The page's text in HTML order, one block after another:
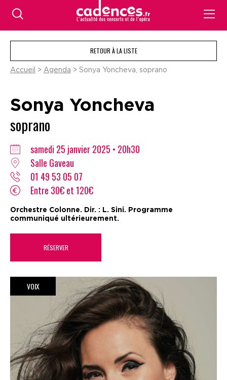
RETOUR À LA LISTE
Accueil > Agenda > Sonya Yoncheva, soprano
Sonya Yoncheva
soprano
samedi 25 janvier 2025 • 20h30
Salle Gaveau
01 49 53 05 07
Entre 30€ et 120€
Orchestre Colonne. Dir. : L. Sini. Programme
communiqué ultérieurement.
RÉSERVER
VOIX